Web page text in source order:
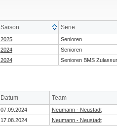
Saison Serie
2025
Senioren
2024
Senioren
2024
Senioren BMS
Datum Team
07.09.2024
Neumann - Neustadt
17.08.2024
Neumann - Neustadt